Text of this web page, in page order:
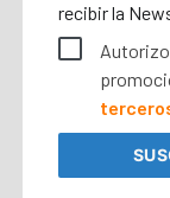
recibir la